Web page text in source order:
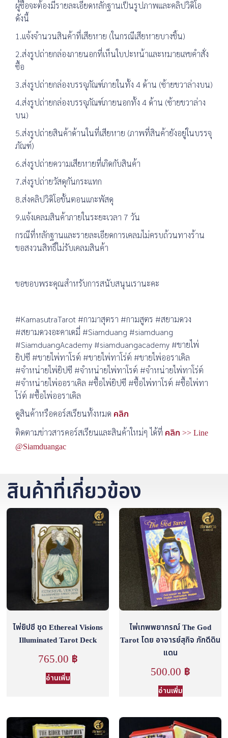
ผู้ซื้อจะต้องมีรายละเอียดหลักฐานเป็นรูปภาพและคลิปวิดิโอ
ดังนี้
1.แจ้งจำนวนสินค้าที่เสียหาย (ในกรณีเสียหายบางชิ้น)
2.ส่งรูปถ่ายกล่องภายนอกที่เห็นใบปะหน้าและหมายเลขคำสั่ง
ซื้อ
3.ส่งรูปถ่ายกล่องบรรจุภัณฑ์ภายในทั้ง 4 ด้าน (ซ้ายขวาล่างบน)
4.ส่งรูปถ่ายกล่องบรรจุภัณฑ์ภายนอกทั้ง 4 ด้าน (ซ้ายขวาล่าง
บน)
5.ส่งรูปถ่ายสินค้าด้านในที่เสียหาย (ภาพที่สินค้ายังอยู่ในบรรจุ
ภัณฑ์)
6.ส่งรูปถ่ายความเสียหายที่เกิดกับสินค้า
7.ส่งรูปถ่ายวัสดุกันกระแทก
8.ส่งคลิปวิดิโอขั้นตอนแกะพัสดุ
9.แจ้งเคลมสินค้าภายในระยะเวลา 7 วัน
กรณีที่หลักฐานและรายละเอียดการเคลมไม่ครบถ้วนทางร้าน
ขอสงวนสิทธิ์ไม่รับเคลมสินค้า
ขอขอบพระคุณสำหรับการสนับสนุนเรานะคะ
#KamasutraTarot #กามาสุตรา #กามสูตร #สยามดวง
#สยามดวงอะคาเดมี่ #Siamduang #siamduang
#SiamduangAcademy #siamduangacademy #ขายไพ่
ยิปซี #ขายไพ่ทาโรต์ #ขายไพ่ทาโร่ต์ #ขายไพ่ออราเคิล
#จำหน่ายไพ่ยิปซี #จำหน่ายไพ่ทาโรต์ #จำหน่ายไพ่ทาโร่ต์
#จำหน่ายไพ่ออราเคิล #ซื้อไพ่ยิปซี #ซื้อไพ่ทาโรต์ #ซื้อไพ่ทา
โร่ต์ #ซื้อไพ่ออราเคิล
ดูสินค้าหรือคอร์สเรียนทั้งหมด คลิก
ติดตามข่าวสารคอร์สเรียนและสินค้าใหม่ๆ ได้ที่ คลิก >> Line
@Siamduangac
สินค้าที่เกี่ยวข้อง
ไพ่ยิปซี ชุด Ethereal Visions
Illuminated Tarot Deck
765.00 ฿
อ่านเพิ่ม
ไพ่เทพพยากรณ์ The God
Tarot โดย อาจารย์สุกิจ ภักดีดิน
แดน
500.00 ฿
อ่านเพิ่ม